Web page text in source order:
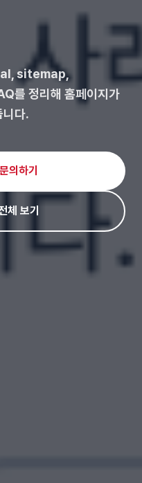
sitemap,
를 정리해 홈페이지가
니다.
의하기
체 보기